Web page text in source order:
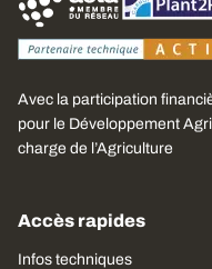
Avec la participation
pour le Développement
charge de l’Agriculture
Accès rapides
Infos techniques